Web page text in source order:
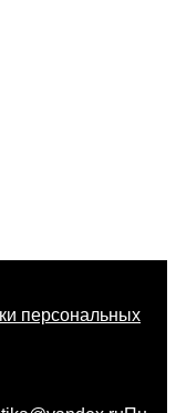
персональных